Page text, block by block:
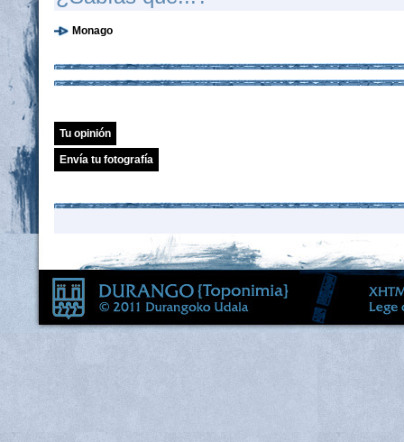
Monago
Tu opinión
Envía tu fotografía